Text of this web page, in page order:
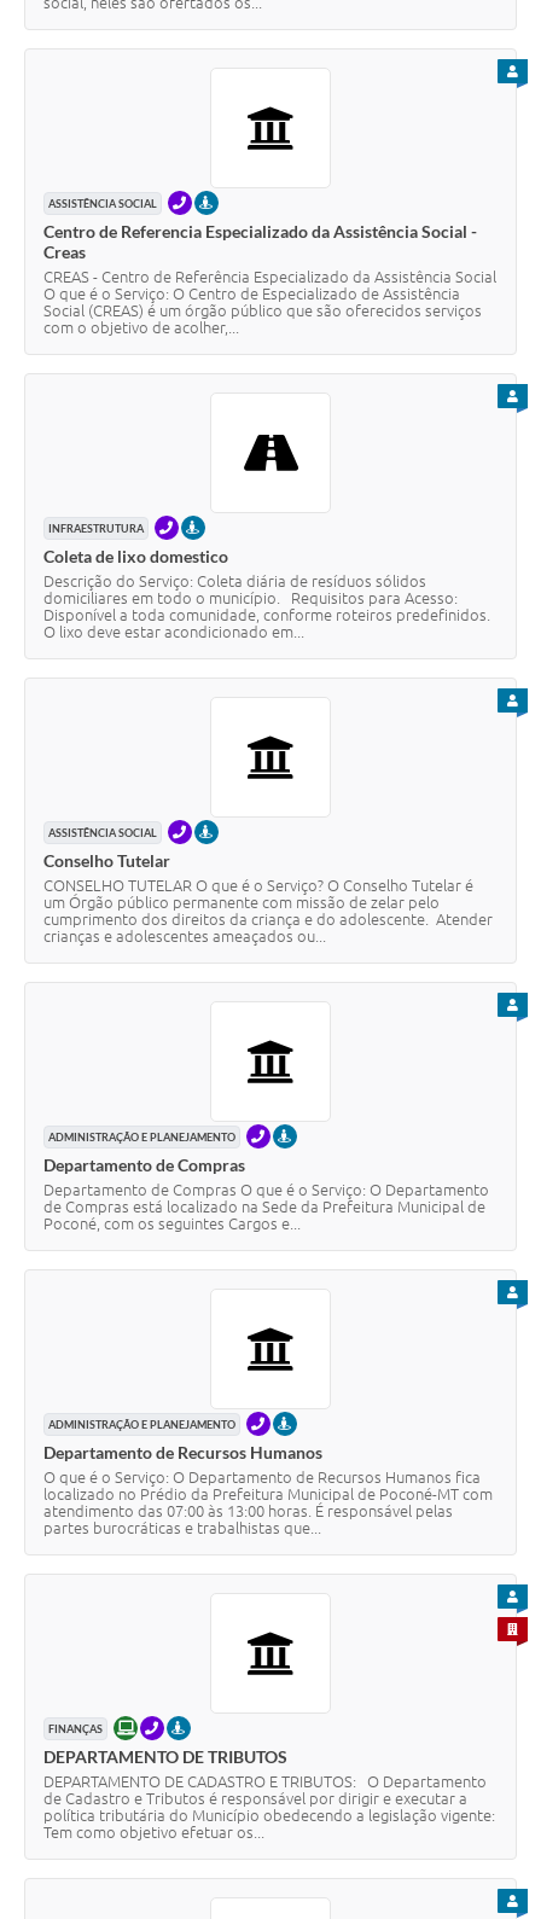
ASSISTÊNCIA SOCIAL TELEFONEPRESENCIAL
Centro de Referencia Especializado da Assistência Social -
Creas
CREAS - Centro de Referência Especializado da Assistência Social
O que é o Serviço: O Centro de Especializado de Assistência
Social (CREAS) é um órgão público que são oferecidos serviços
com o objetivo de acolher,...
INFRAESTRUTURA TELEFONEPRESENCIAL
Coleta de lixo domestico
Descrição do Serviço: Coleta diária de resíduos sólidos
domiciliares em todo o município. Requisitos para Acesso:
Disponível a toda comunidade, conforme roteiros predefinidos.
O lixo deve estar acondicionado em...
ASSISTÊNCIA SOCIAL TELEFONEPRESENCIAL
Conselho Tutelar
CONSELHO TUTELAR O que é o Serviço? O Conselho Tutelar é
um Órgão público permanente com missão de zelar pelo
cumprimento dos direitos da criança e do adolescente. Atender
crianças e adolescentes ameaçados ou...
ADMINISTRAÇÃO E PLANEJAMENTO TELEFONEPRESENCIAL
Departamento de Compras
Departamento de Compras O que é o Serviço: O Departamento
de Compras está localizado na Sede da Prefeitura Municipal de
Poconé, com os seguintes Cargos e...
ADMINISTRAÇÃO E PLANEJAMENTO TELEFONEPRESENCIAL
Departamento de Recursos Humanos
O que é o Serviço: O Departamento de Recursos Humanos fica
localizado no Prédio da Prefeitura Municipal de Poconé-MT com
atendimento das 07:00 às 13:00 horas. É responsável pelas
partes burocráticas e trabalhistas que...
FINANÇAS ONLINETELEFONEPRESENCIAL
DEPARTAMENTO DE TRIBUTOS
DEPARTAMENTO DE CADASTRO E TRIBUTOS: O Departamento
de Cadastro e Tributos é responsável por dirigir e executar a
política tributária do Município obedecendo a legislação vigente:
Tem como objetivo efetuar os...
PARA